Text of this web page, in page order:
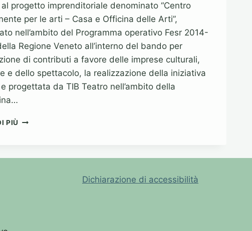
al progetto imprenditoriale denominato “Centro
per le arti – Casa e Officina delle Arti”,
nell’ambito del Programma operativo Fesr 2014-
Regione Veneto all’interno del bando per
di contributi a favore delle imprese culturali,
e dello spettacolo, la realizzazione della iniziativa
progettata da TIB Teatro nell’ambito della
PIÙ UN
Dichiarazione di accessibilità